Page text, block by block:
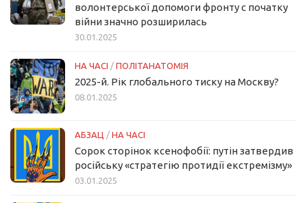
волонтерської допомоги фронту с початку
війни значно розширилась
30.01.2025
НА ЧАСІ / ПОЛІТАНАТОМІЯ
2025-й. Рік глобального тиску на Москву?
08.01.2025
АБЗАЦ / НА ЧАСІ
Сорок сторінок ксенофобії: путін затвердив
російську «стратегію протидії екстремізму»
03.01.2025